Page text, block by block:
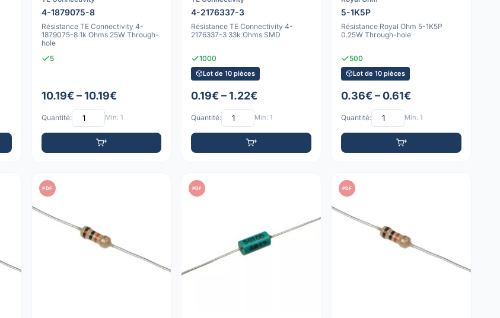
4-1879075-8
Résistance TE Connectivity 4-
1879075-8 1k Ohms 25W Through-
hole
5
10.19€ – 10.19€
Quantité: Min: 1
4-2176337-3
Résistance TE Connectivity 4-
2176337-3 33k Ohms SMD
1000
Lot de 10 pièces
0.19€ – 1.22€
Quantité: Min: 1
5-1K5P
Résistance Royal Ohm 5-1K5P
0.25W Through-hole
500
Lot de 10 pièces
0.36€ – 0.61€
Quantité: Min: 1
PDF PDF PDF